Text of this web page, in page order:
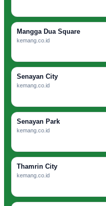
Mangga Dua Square
kemang.co.id
Senayan City
kemang.co.id
Senayan Park
kemang.co.id
Thamrin City
kemang.co.id